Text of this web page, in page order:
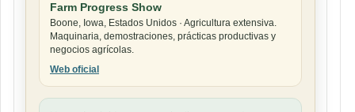
Farm Progress Show
Boone, Iowa, Estados Unidos · Agricultura extensiva.
Maquinaria, demostraciones, prácticas productivas y
negocios agrícolas.
Web oficial